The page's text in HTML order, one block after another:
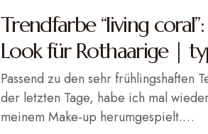
Trendfarbe “living
Look für Rothaarige |
Passend zu den sehr frühlingshaften
der letzten Tage, habe ich mal
meinem Make-up herumgespielt.…